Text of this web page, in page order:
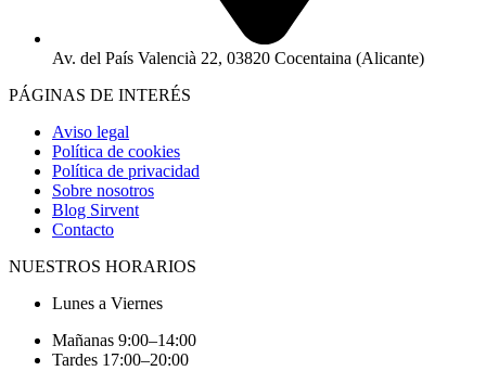
Av. del País Valencià 22, 03820 Cocentaina (Alicante)
PÁGINAS DE INTERÉS
Aviso legal
Política de cookies
Política de privacidad
Sobre nosotros
Blog Sirvent
Contacto
NUESTROS HORARIOS
Lunes a Viernes
Mañanas 9:00–14:00
Tardes 17:00–20:00